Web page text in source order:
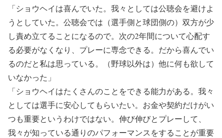
「ショウヘイは喜んでいた。我々としては公聴会を避けよ
うとしていた。公聴会では（選手側と球団側の）双方が少
し責め立てることになるので。次の2年間について心配す
る必要がなくなり、プレーに専念できる。だから喜んでい
るのだと私は思っている。（野球以外は）他に何も欲して
いなかった」
「ショウヘイはたくさんのことをできる能力がある。我々
としては選手に安心してもらいたい。お金や契約だけがい
つも重要というわけではない。伸び伸びとプレーして、
我々が知っている通りのパフォーマンスをすることが重要